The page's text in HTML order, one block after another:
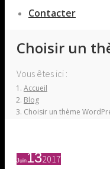
Contacter
Choisir un
Vous êtes ici :
Accueil
Blog
Choisir un thème
Juin132017